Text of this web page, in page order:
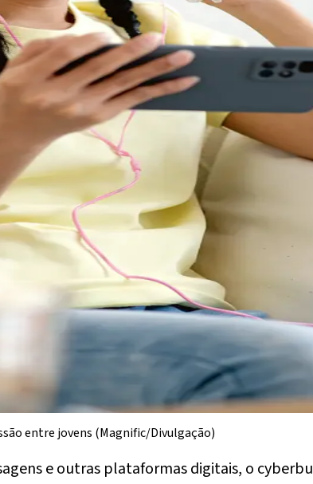
entre jovens (Magnific/Divulgação)
e outras plataformas digitais, o